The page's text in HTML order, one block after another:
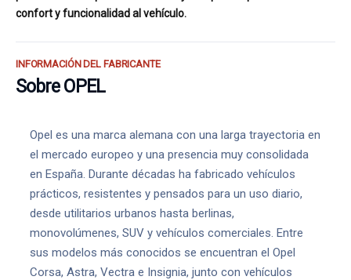
confort y funcionalidad al vehículo.
INFORMACIÓN DEL FABRICANTE
Sobre OPEL
Opel es una marca alemana con una larga trayectoria en
el mercado europeo y una presencia muy consolidada
en España. Durante décadas ha fabricado vehículos
prácticos, resistentes y pensados para un uso diario,
desde utilitarios urbanos hasta berlinas,
monovolúmenes, SUV y vehículos comerciales. Entre
sus modelos más conocidos se encuentran el Opel
Corsa, Astra, Vectra e Insignia, junto con vehículos